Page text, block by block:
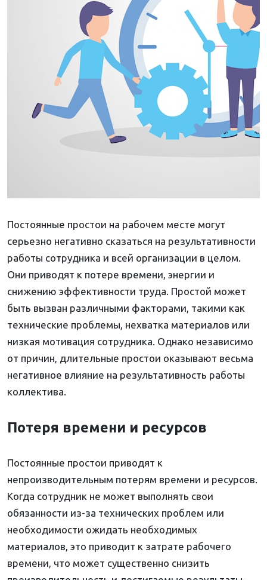
Постоянные простои на рабочем месте могут
серьезно негативно сказаться на результативности
работы сотрудника и всей организации в целом.
Они приводят к потере времени, энергии и
снижению эффективности труда. Простой может
быть вызван различными факторами, такими как
технические проблемы, нехватка материалов или
низкая мотивация сотрудника. Однако независимо
от причин, длительные простои оказывают весьма
негативное влияние на результативность работы
коллектива.
Потеря времени и ресурсов
Постоянные простои приводят к
непроизводительным потерям времени и ресурсов.
Когда сотрудник не может выполнять свои
обязанности из-за технических проблем или
необходимости ожидать необходимых
материалов, это приводит к затрате рабочего
времени, что может существенно снизить